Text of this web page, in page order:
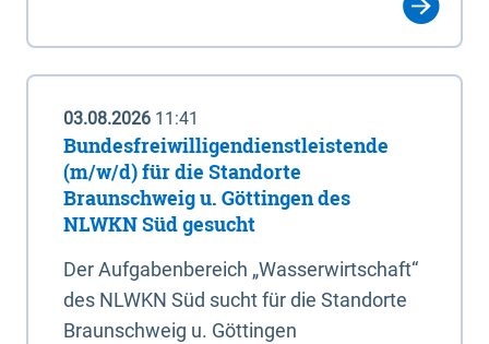
03.08.2026 11:41
Bundesfreiwilligendienstleistende
(m/w/d) für die Standorte
Braunschweig u. Göttingen des
NLWKN Süd gesucht
Der Aufgabenbereich „Wasserwirtschaft“
des NLWKN Süd sucht für die Standorte
Braunschweig u. Göttingen